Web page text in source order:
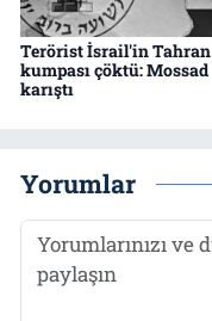
Terörist İsrail'in Tahran
kumpası çöktü: Mossad
karıştı
Yorumlar